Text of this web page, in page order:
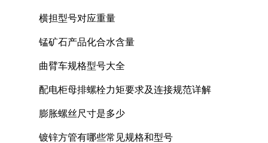
横担型号对应重量
锰矿石产品化合水含量
曲臂车规格型号大全
配电柜母排螺栓力矩要求及连接规范详解
膨胀螺丝尺寸是多少
镀锌方管有哪些常见规格和型号